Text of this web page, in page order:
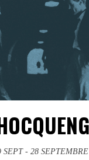
SEPT- 28